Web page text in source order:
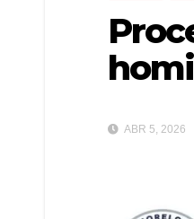
ABR 5, 2026